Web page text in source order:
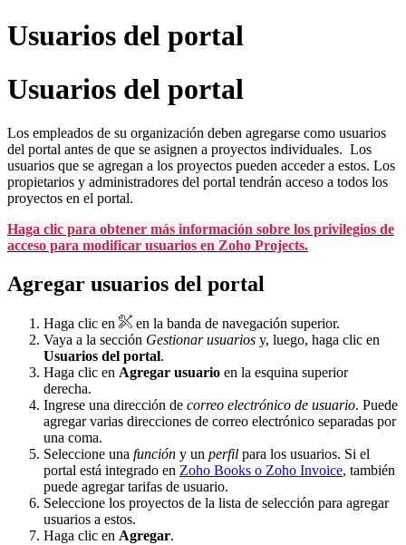
Usuarios del portal
Usuarios del portal
Los empleados de su organización deben agregarse como usuarios
del portal antes de que se asignen a proyectos individuales. Los
usuarios que se agregan a los proyectos pueden acceder a estos. Los
propietarios y administradores del portal tendrán acceso a todos los
proyectos en el portal.
Haga clic para obtener más información sobre los privilegios de
acceso para modificar usuarios en Zoho Projects.
Agregar usuarios del portal
Haga clic en
en la banda de navegación superior.
Vaya a la sección Gestionar usuarios y, luego, haga clic en
Usuarios del portal.
Haga clic en Agregar usuario en la esquina superior
derecha.
Ingrese una dirección de correo electrónico de usuario. Puede
agregar varias direcciones de correo electrónico separadas por
una coma.
Seleccione una función y un perfil para los usuarios. Si el
portal está integrado en Zoho Books o Zoho Invoice, también
puede agregar tarifas de usuario.
Seleccione los proyectos de la lista de selección para agregar
usuarios a estos.
Haga clic en Agregar.